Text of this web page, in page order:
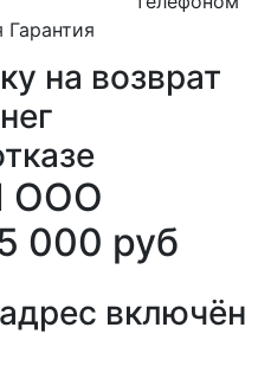
Гарантия
на возврат
ООО
000 руб
включён